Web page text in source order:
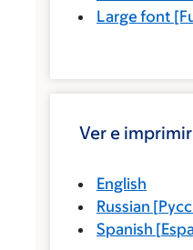
Large font
Ver e
English
Russian [
Spanish [